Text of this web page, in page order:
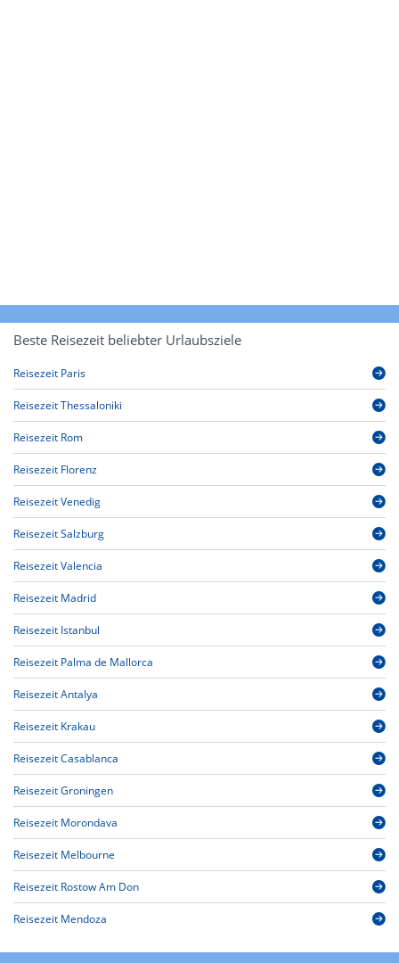
Beste Reisezeit beliebter Urlaubsziele
Reisezeit Paris
Reisezeit Thessaloniki
Reisezeit Rom
Reisezeit Florenz
Reisezeit Venedig
Reisezeit Salzburg
Reisezeit Valencia
Reisezeit Madrid
Reisezeit Istanbul
Reisezeit Palma de Mallorca
Reisezeit Antalya
Reisezeit Krakau
Reisezeit Casablanca
Reisezeit Groningen
Reisezeit Morondava
Reisezeit Melbourne
Reisezeit Rostow Am Don
Reisezeit Mendoza